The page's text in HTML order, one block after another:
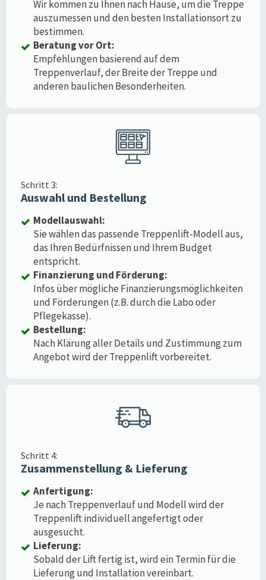
Wir kommen zu Ihnen nach Hause, um die Treppe
auszumessen und den besten Installationsort zu
bestimmen.
Beratung vor Ort:
Empfehlungen basierend auf dem
Treppenverlauf, der Breite der Treppe und
anderen baulichen Besonderheiten.
Schritt 3:
Auswahl und Bestellung
Modellauswahl:
Sie wählen das passende Treppenlift-Modell aus,
das Ihren Bedürfnissen und Ihrem Budget
entspricht.
Finanzierung und Förderung:
Infos über mögliche Finanzierungsmöglichkeiten
und Förderungen (z.B. durch die Labo oder
Pflegekasse).
Bestellung:
Nach Klärung aller Details und Zustimmung zum
Angebot wird der Treppenlift vorbereitet.
Schritt 4:
Zusammenstellung & Lieferung
Anfertigung:
Je nach Treppenverlauf und Modell wird der
Treppenlift individuell angefertigt oder
ausgesucht.
Lieferung:
Sobald der Lift fertig ist, wird ein Termin für die
Lieferung und Installation vereinbart.